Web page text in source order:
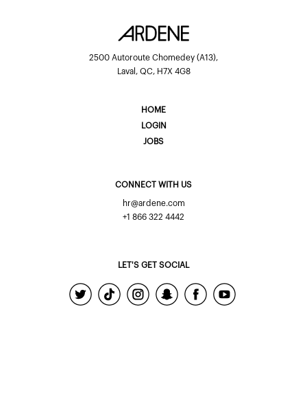
2500 Autoroute Chomedey (A13),
Laval, QC, H7X 4G8
HOME
LOGIN
JOBS
CONNECT WITH US
hr@ardene.com
+1 866 322 4442
LET'S GET SOCIAL